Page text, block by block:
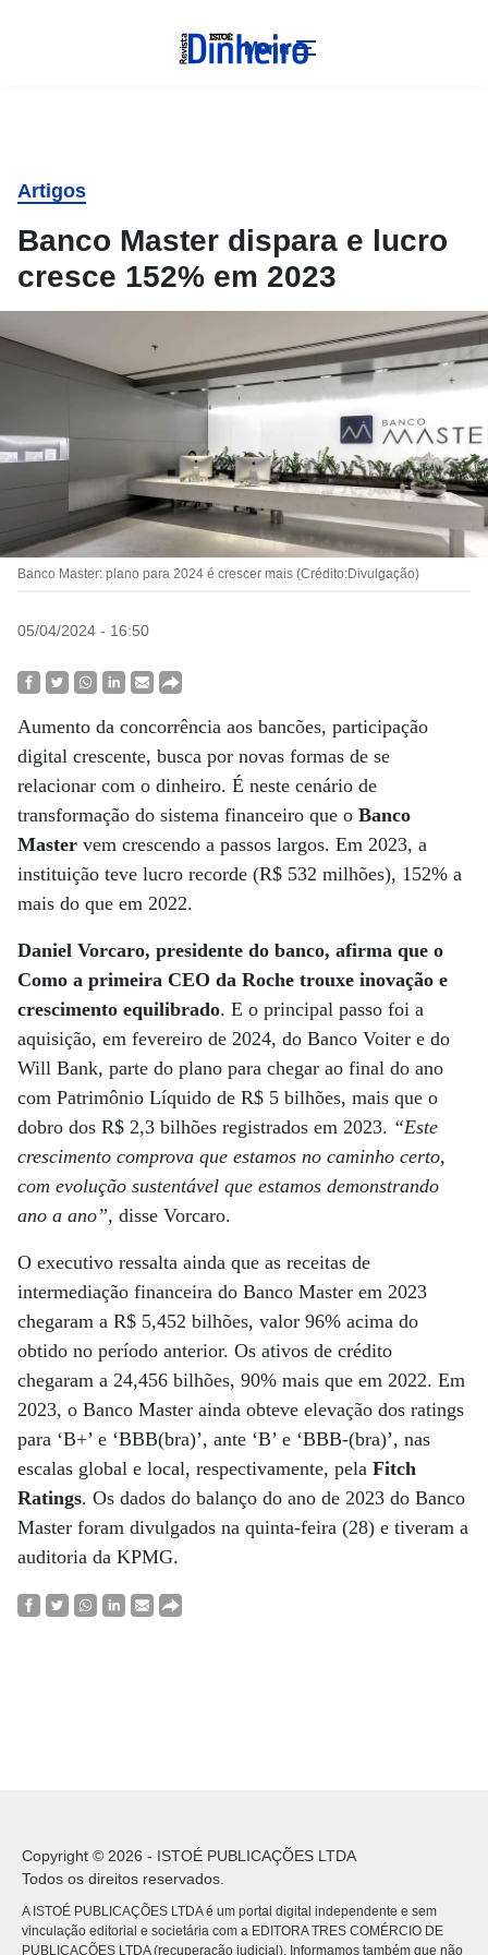
Menu
Artigos
Banco Master dispara e lucro
cresce 152% em 2023
Banco Master: plano para 2024 é crescer mais (Crédito:Divulgação)
05/04/2024 - 16:50
Aumento da concorrência aos bancões, participação
digital crescente, busca por novas formas de se
relacionar com o dinheiro. É neste cenário de
transformação do sistema financeiro que o Banco
Master vem crescendo a passos largos. Em 2023, a
instituição teve lucro recorde (R$ 532 milhões), 152% a
mais do que em 2022.
Daniel Vorcaro, presidente do banco, afirma que o
Como a primeira CEO da Roche trouxe inovação e
crescimento equilibrado. E o principal passo foi a
aquisição, em fevereiro de 2024, do Banco Voiter e do
Will Bank, parte do plano para chegar ao final do ano
com Patrimônio Líquido de R$ 5 bilhões, mais que o
dobro dos R$ 2,3 bilhões registrados em 2023. “Este
crescimento comprova que estamos no caminho certo,
com evolução sustentável que estamos demonstrando
ano a ano”, disse Vorcaro.
O executivo ressalta ainda que as receitas de
intermediação financeira do Banco Master em 2023
chegaram a R$ 5,452 bilhões, valor 96% acima do
obtido no período anterior. Os ativos de crédito
chegaram a 24,456 bilhões, 90% mais que em 2022. Em
2023, o Banco Master ainda obteve elevação dos ratings
para ‘B+’ e ‘BBB(bra)’, ante ‘B’ e ‘BBB-(bra)’, nas
escalas global e local, respectivamente, pela Fitch
Ratings. Os dados do balanço do ano de 2023 do Banco
Master foram divulgados na quinta-feira (28) e tiveram a
auditoria da KPMG.
Copyright © 2026 - ISTOÉ PUBLICAÇÕES LTDA
Todos os direitos reservados.
A ISTOÉ PUBLICAÇÕES LTDA é um portal digital independente e sem
vinculação editorial e societária com a EDITORA TRES COMÉRCIO DE
PUBLICACÕES LTDA (recuperação judicial). Informamos também que não